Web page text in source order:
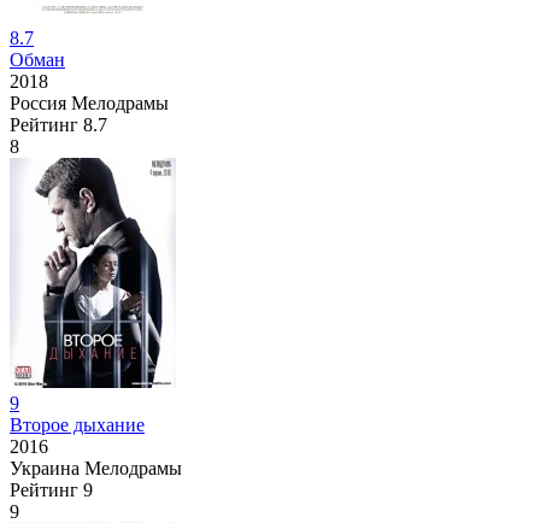
8.7
Обман
2018
Россия Мелодрамы
Рейтинг 8.7
8
9
Второе дыхание
2016
Украина Мелодрамы
Рейтинг 9
9